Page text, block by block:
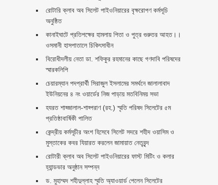
রোটারি ক্লাব অব সিলেট পাইওনিয়ারের বৃক্ষরোপণ কর্মসূচি
অনুষ্ঠিত
কানাইঘাটে প্রতিপক্ষের হামলায় পিতা ও পুত্র গুরুতর আহত।।
ওসমানী হাসপাতালে চিকিৎসাধীন
বিরোধীদলীয় নেতা ডা. শফিকুর রহমানের কাছে গণদাবি পরিষদের
স্মারকলিপি ‎
চেয়ারম্যান পদপ্রার্থী সিরাজুল ইসলামের সমর্থনে জালালাবাদ
ইউনিয়নের ৪ নং ওয়ার্ডের নিজ পাড়ায় মতবিনিময় সভা
হযরত শাহ্জালাল-শাহ্পরাণ (রহ.) স্মৃতি পরিষদ সিলেটের ৫ম
প্রতিষ্ঠাবার্ষিকী পালিত ‎​
কেন্দ্রীয় কর্মসূচীর অংশ হিসেবে সিলেট সদরে শহীদ ওয়াসিম ও
মুস্তাকের কবর যিয়ারত করলেন জামায়াত নেতৃবৃন্দ ‎
রোটারী ক্লাব অব সিলেট পাইওনিয়ারের ফাস্ট মিটিং ও কলার
হ্যান্ডভার অনুষ্ঠান সম্পন্ন
ড. মুহাম্মদ শহীদুল্লাহ স্মৃতি অ্যাওয়ার্ড পেলেন সিলেটের